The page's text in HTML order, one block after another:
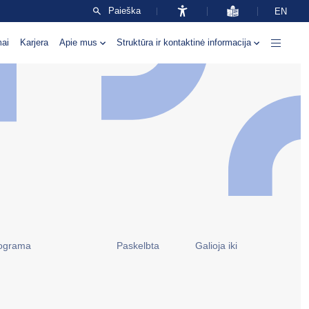
Paieška EN
Karjera Apie mus Struktūra ir kontaktinė informacija
Paskelbta Galioja iki